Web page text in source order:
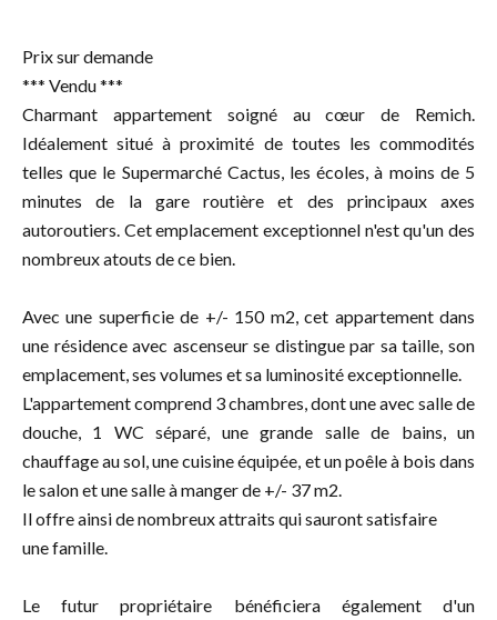
Prix sur demande
*** Vendu ***
Charmant appartement soigné au cœur de Remich.
Idéalement situé à proximité de toutes les commodités
telles que le Supermarché Cactus, les écoles, à moins de 5
minutes de la gare routière et des principaux axes
autoroutiers. Cet emplacement exceptionnel n'est qu'un des
nombreux atouts de ce bien.
Avec une superficie de +/- 150 m2, cet appartement dans
une résidence avec ascenseur se distingue par sa taille, son
emplacement, ses volumes et sa luminosité exceptionnelle.
L'appartement comprend 3 chambres, dont une avec salle de
douche, 1 WC séparé, une grande salle de bains, un
chauffage au sol, une cuisine équipée, et un poêle à bois dans
le salon et une salle à manger de +/- 37 m2.
Il offre ainsi de nombreux attraits qui sauront satisfaire
une famille.
Le futur propriétaire bénéficiera également d'un